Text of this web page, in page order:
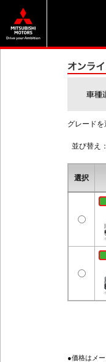
グレードを
並び替え
選択
●価格はメ